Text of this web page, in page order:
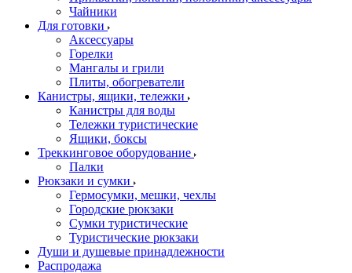
Чайники
Для готовки
Аксессуары
Горелки
Мангалы и грили
Плиты, обогреватели
Канистры, ящики, тележки
Канистры для воды
Тележки туристические
Ящики, боксы
Треккинговое оборудование
Палки
Рюкзаки и сумки
Гермосумки, мешки, чехлы
Городские рюкзаки
Сумки туристические
Туристические рюкзаки
Души и душевые принадлежности
Распродажа